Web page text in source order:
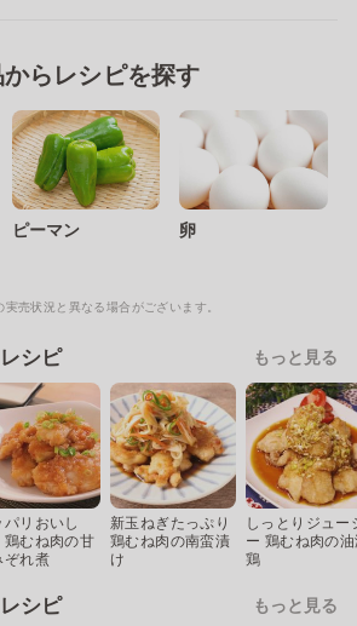
らレシピを探す
ピーマン 卵
売状況と異なる場合がございます。
シピ もっと見る
パリおいし
鶏むね肉の甘
ぞれ煮
新玉ねぎたっぷり
鶏むね肉の南蛮漬
け
しっとりジュー
ー 鶏むね肉の
鶏
シピ もっと見る